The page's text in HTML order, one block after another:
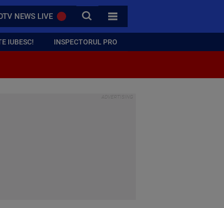
NEWS LIVE CAUTA
TOATE CATEGORIILE
IUBESC! INSPECTORUL PRO